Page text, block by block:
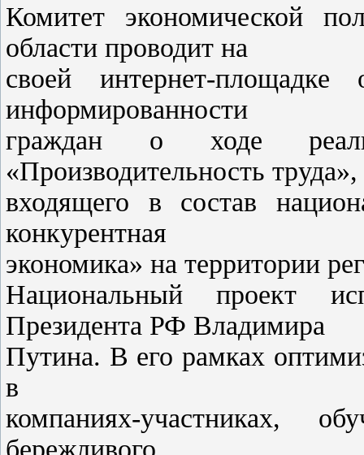
Комитет экономической
области проводит на
своей интернет-
информированности
граждан о ходе
«Производительность труда»,
входящего в состав
конкурентная
экономика» на территории
Национальный проект
Президента РФ Владимира
Путина. В его рамках
в
компаниях-участниках,
бережливого